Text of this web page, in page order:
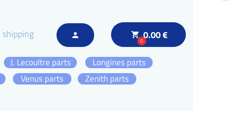
local_grocery_store
00.00 €
person
shipping
Zenith parts
Longines parts
J. Lecoultre parts
Venus parts